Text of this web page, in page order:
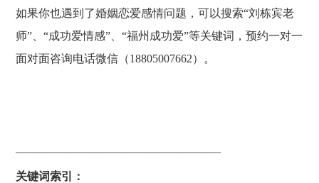
如果你也遇到了婚姻恋爱感情问题，可以搜索“刘栋宾老
师”、“成功爱情感”、“福州成功爱”等关键词，预约一对一
面对面咨询电话微信 （18805007662） 。
——————————————————
关键词索引：